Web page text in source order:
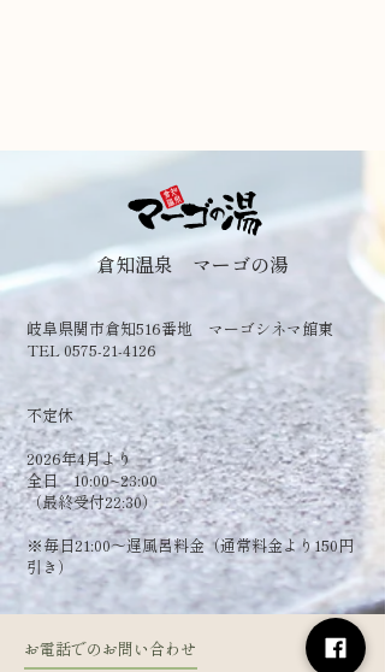
倉知温泉 マーゴの湯
岐阜県関市倉知516番地 マーゴシネマ館東
TEL 0575-21-4126
​不定休
2026年4月より
全日 10:00~23:00
（最終受付22:30）
​※毎日21:00～遅風呂料金（通常料金より150円
引き）
お電話でのお問い合わせ